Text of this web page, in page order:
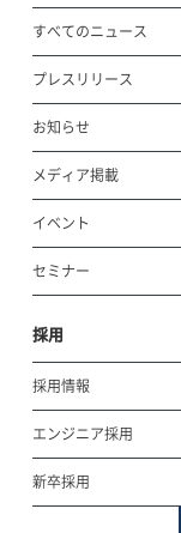
すべてのニュース
プレスリリース
お知らせ
メディア掲載
イベント
セミナー
採用
採用情報
エンジニア採用
新卒採用